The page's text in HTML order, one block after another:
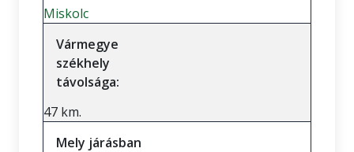
Miskolc
Vármegye
székhely
távolsága:
47 km.
Mely járásban